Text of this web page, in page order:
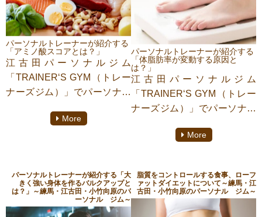
パーソナルトレーナーが紹介する
「アミノ酸スコアとは？」
江古田パーソナルジム
「TRAINER‘S GYM（トレー
ナーズジム）」でパーソナル
【西川 可奈子】がご紹介致
良いのか？効率の良い摂り方
はないの？と分からないこと
が多いと思います。今日はタ
More
パーソナルトレーナーが紹介する
「体脂肪率が変動する原因と
は？」
江古田パーソナルジム
「TRAINER‘S GYM（トレー
ナーズジム）」でパーソナル
【西川 可奈子】がご紹介致
率が出てくるものを使ってい
る方も多いと思います。時間
帯で変動することもあり、正
More
パーソナルトレーナーが紹介する「大
きく強い身体を作るバルクアップと
は？」～練馬・江古田・小竹向原のパ
ーソナル ジム～
脂質をコントロールする食事、ローフ
ァットダイエットについて～練馬・江
古田・小竹向原のパーソナル ジム～